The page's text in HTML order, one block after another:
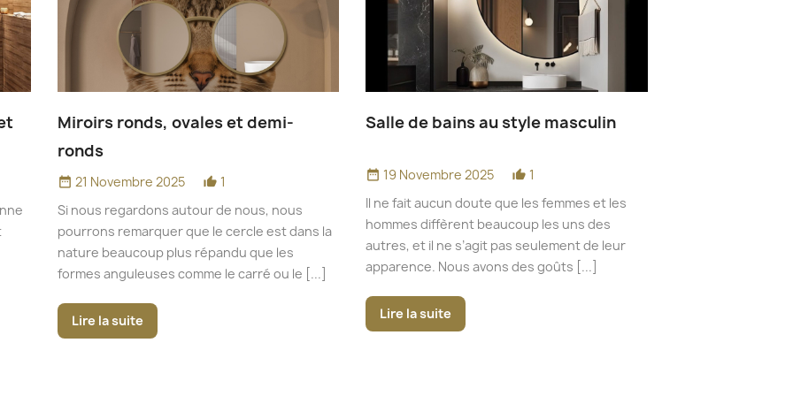
Miroirs ronds, ovales et demi-
ronds
date_range 21 Novembre 2025 thumb_up_alt 1
Si nous regardons autour de nous, nous
pourrons remarquer que le cercle est dans la
nature beaucoup plus répandu que les
formes anguleuses comme le carré ou le [...]
Lire la suite
Salle de bains au style masculin
date_range 19 Novembre 2025 thumb_up_alt 1
Il ne fait aucun doute que les femmes et les
hommes diffèrent beaucoup les uns des
autres, et il ne s’agit pas seulement de leur
apparence. Nous avons des goûts [...]
Lire la suite